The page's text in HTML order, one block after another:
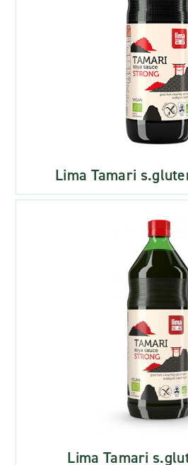
Lima Tamari
Lima Tamari